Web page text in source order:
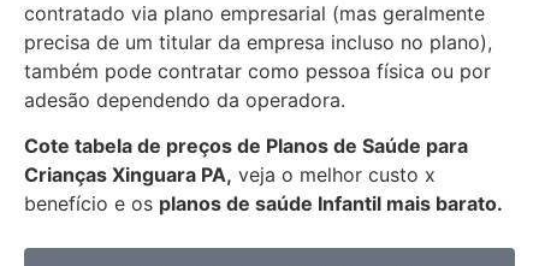
contratado via plano empresarial (mas geralmente
precisa de um titular da empresa incluso no plano),
também pode contratar como pessoa física ou por
adesão dependendo da operadora.
Cote tabela de preços de Planos de Saúde para
Crianças Xinguara PA, veja o melhor custo x
benefício e os planos de saúde Infantil mais barato.